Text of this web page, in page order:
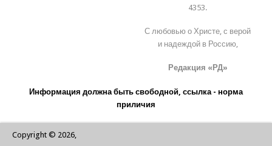
4353.
С любовью о Христе, с верой
и надеждой в Россию,
Редакция «РД»
Информация должна быть свободной, ссылка - норма
приличия
Copyright © 2026,